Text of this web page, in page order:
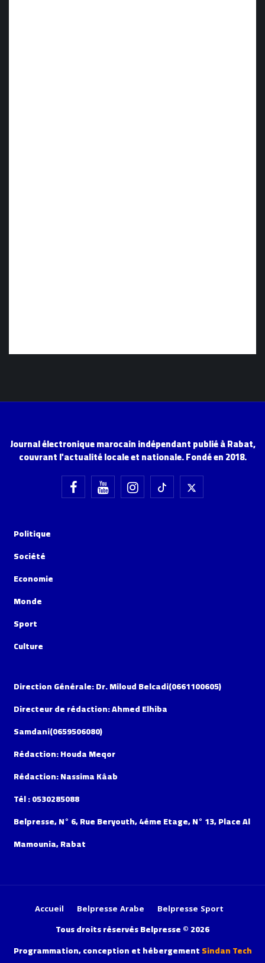
Journal électronique marocain indépendant publié à Rabat,
couvrant l'actualité locale et nationale. Fondé en 2018.
Politique
Société
Economie
Monde
Sport
Culture
Direction Générale: Dr. Miloud Belcadi(0661100605)
Directeur de rédaction: Ahmed Elhiba
Samdani(0659506080)
Rédaction: Houda Meqor
Rédaction: Nassima Kâab
Tél : 0530285088
Belpresse, N° 6, Rue Beryouth, 4éme Etage, N° 13, Place Al
Mamounia, Rabat
Accueil Belpresse Arabe Belpresse Sport
Tous droits réservés Belpresse © 2026
Programmation, conception et hébergementSindan Tech